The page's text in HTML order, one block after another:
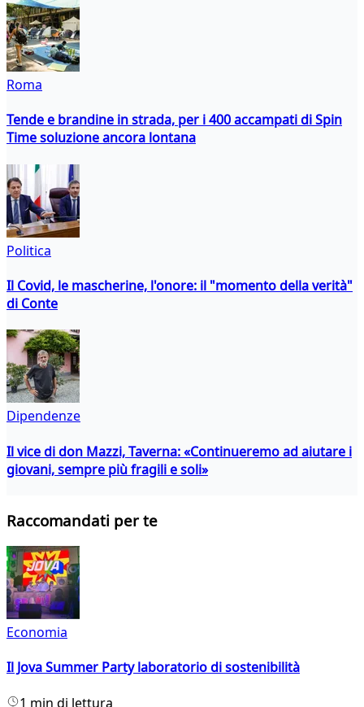
Roma
Tende e brandine in strada, per i 400 accampati di Spin
Time soluzione ancora lontana
Politica
Il Covid, le mascherine, l'onore: il "momento della verità"
di Conte
Dipendenze
Il vice di don Mazzi, Taverna: «Continueremo ad aiutare i
giovani, sempre più fragili e soli»
Raccomandati per te
Economia
Il Jova Summer Party laboratorio di sostenibilità
1 min di lettura